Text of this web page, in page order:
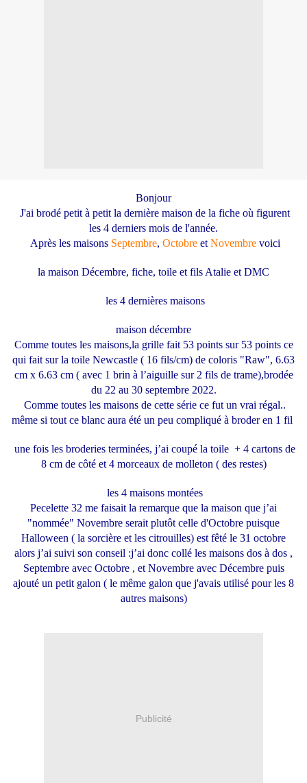
Bonjour
J'ai brodé petit à petit la dernière maison de la fiche où figurent
les 4 derniers mois de l'année.
Après les maisons Septembre, Octobreet Novembrevoici
la maison Décembre, fiche, toile et fils Atalie et DMC
les 4 dernières maisons
maison décembre
Comme toutes les maisons,la grille fait 53 points sur 53 points ce
qui fait sur la toile Newcastle ( 16 fils/cm) de coloris "Raw", 6.63
cm x 6.63 cm ( avec 1 brin à l’aiguille sur 2 fils de trame),brodée
du 22 au 30 septembre 2022.
Comme toutes les maisons de cette série ce fut un vrai régal..
même si tout ce blanc aura été un peu compliqué à broder en 1 fil
une fois les broderies terminées, j’ai coupé la toile + 4 cartons de
8 cm de côté et 4 morceaux de molleton ( des restes)
les 4 maisons montées
Pecelette 32 me faisait la remarque que la maison que j’ai
"nommée" Novembre serait plutôt celle d'Octobre puisque
Halloween ( la sorcière et les citrouilles) est fêté le 31 octobre
alors j’ai suivi son conseil :j’ai donc collé les maisons dos à dos ,
Septembre avec Octobre , et Novembre avec Décembre puis
ajouté un petit galon ( le même galon que j'avais utilisé pour les 8
autres maisons)
Publicité